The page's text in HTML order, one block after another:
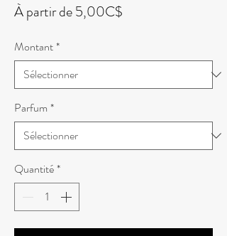
À partir de5,00C$
Montant*
Parfum *
Quantité*